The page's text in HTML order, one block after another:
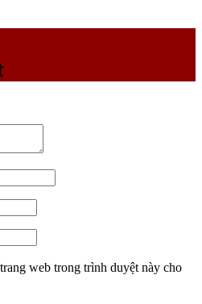
web trong trình duyệt này cho